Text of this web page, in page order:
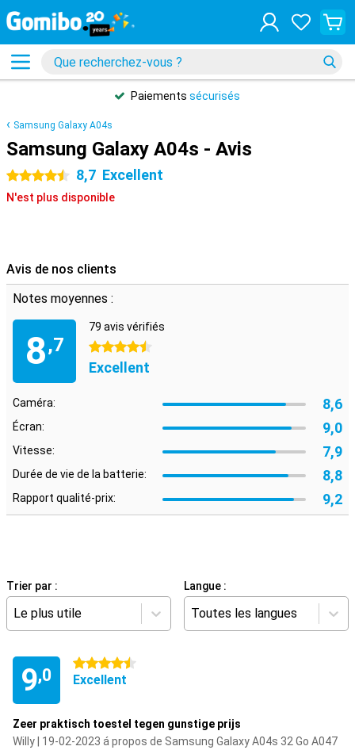
Paiements sécurisés
Samsung Galaxy A04s
Samsung Galaxy A04s - Avis
4.5 étoiles 8,7 Excellent
N'est plus disponible
Avis de nos clients
Notes moyennes :
8,7
79 avis vérifiés
4.5 étoiles
Excellent
Caméra: 8,6
Écran: 9,0
Vitesse: 7,9
Durée de vie de la batterie: 8,8
Rapport qualité-prix: 9,2
Trier par :
Le plus utile
Langue :
Toutes les langues
9,0
4.5 étoiles
Excellent
Zeer praktisch toestel tegen gunstige prijs
Willy | 19-02-2023 á propos de Samsung Galaxy A04s 32 Go A047